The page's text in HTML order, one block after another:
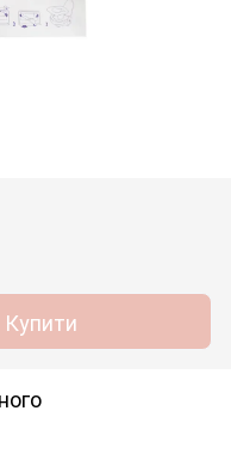
Купити